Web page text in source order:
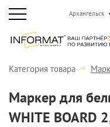
Архангельск
Категория товара
Маркер для
WHITE BOARD